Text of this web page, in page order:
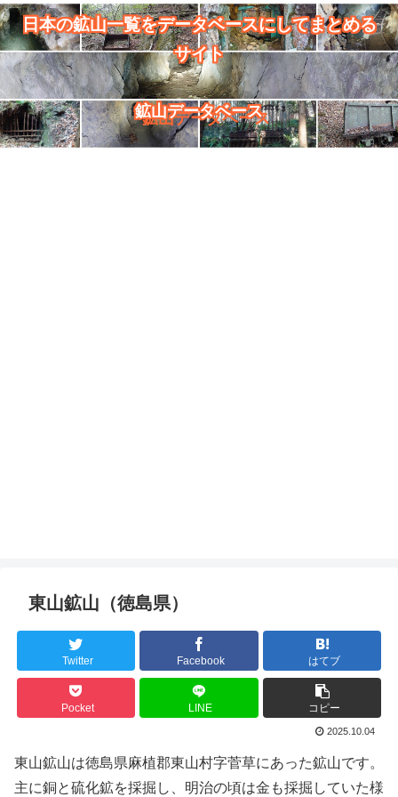
日本の鉱山一覧をデータベースにしてまとめる
サイト
鉱山データベース
東山鉱山（徳島県）
Twitter Facebook はてブ
Pocket LINE コピー
2025.10.04
東山鉱山は徳島県麻植郡東山村字菅草にあった鉱山です。
主に銅と硫化鉱を採掘し、明治の頃は金も採掘していた様